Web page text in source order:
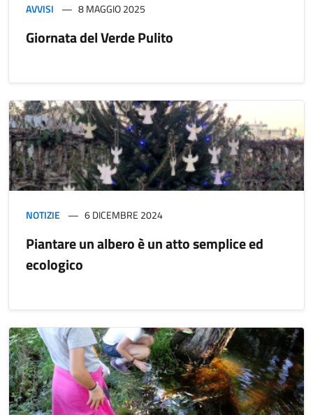
AVVISI 8 MAGGIO 2025
Giornata del Verde Pulito
NOTIZIE 6 DICEMBRE 2024
Piantare un albero è un atto semplice ed
ecologico